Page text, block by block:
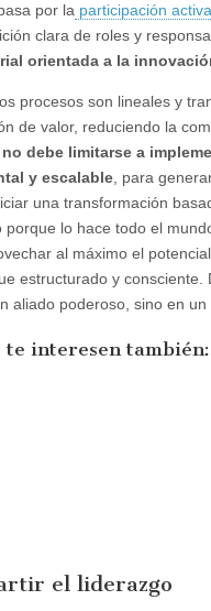
por la participación
clara de roles y
orientada a la
procesos son lineales y
de valor, reduciendo la
debe limitarse a
y escalable , para
una transformación
porque lo hace todo el
al máximo el
estructurado y
aliado poderoso, sino en
te interesen también:
el liderazgo